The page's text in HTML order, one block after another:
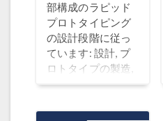
部構成のラピッド
プロトタイピング
の設計段階に従っ
ています: 設計, プ
ロトタイプの製造,
テストと設計の検
の製造です.